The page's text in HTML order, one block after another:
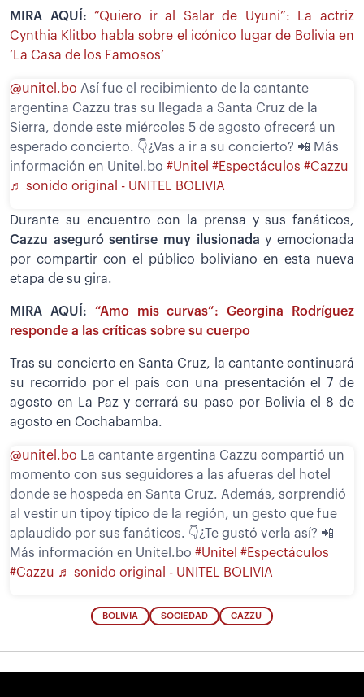
MIRA AQUÍ: “Quiero ir al Salar de Uyuni”: La actriz
Cynthia Klitbo habla sobre el icónico lugar de Bolivia en
‘La Casa de los Famosos’
@unitel.bo Así fue el recibimiento de la cantante
argentina Cazzu tras su llegada a Santa Cruz de la
Sierra, donde este miércoles 5 de agosto ofrecerá un
esperado concierto. 👇¿Vas a ir a su concierto? 📲 Más
información en Unitel.bo #Unitel #Espectáculos #Cazzu
♬ sonido original - UNITEL BOLIVIA
Durante su encuentro con la prensa y sus fanáticos,
Cazzu aseguró sentirse muy ilusionaday emocionada
por compartir con el público boliviano en esta nueva
etapa de su gira.
MIRA AQUÍ: “Amo mis curvas”: Georgina Rodríguez
responde a las críticas sobre su cuerpo
Tras su concierto en Santa Cruz, la cantante continuará
su recorrido por el país con una presentación el 7 de
agosto en La Paz y cerrará su paso por Bolivia el 8 de
agosto en Cochabamba.
@unitel.bo La cantante argentina Cazzu compartió un
momento con sus seguidores a las afueras del hotel
donde se hospeda en Santa Cruz. Además, sorprendió
al vestir un tipoy típico de la región, un gesto que fue
aplaudido por sus fanáticos. 👇¿Te gustó verla así? 📲
Más información en Unitel.bo #Unitel #Espectáculos
#Cazzu ♬ sonido original - UNITEL BOLIVIA
BOLIVIA SOCIEDAD CAZZU